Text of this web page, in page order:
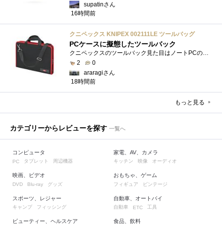
supatinさん
16時間前
クニペックス KNIPEX 002111LE ツールバッグ
PCケースに擬態したツールバック
クニペックスのツールバック見た目はノートPCのバックみたい。中には工具を入れるポケットや工具を固定するゴムバンドが付いています。
2
0
araragiさん
18時間前
もっと見る
カテゴリーからレビューを探す 一覧へ
コンピュータ
PC タブレット 周辺機器
映画、ビデオ
DVD Blu-ray グッズ
スポーツ、レジャー
キャンプ フィッシング
ビューティー、ヘルスケア
家電、AV、カメラ
キッチン 映像 オーディオ
おもちゃ、ゲーム
フィギュア ビンテージ
自動車、オートバイ
自動車 ETC 工具
食品、飲料